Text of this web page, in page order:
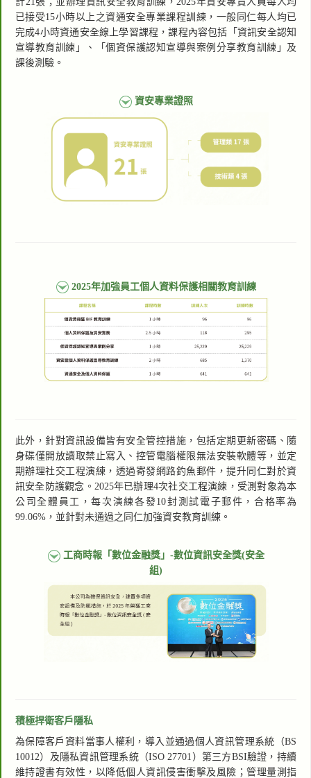
已接受15小時以上之資通安全專業課程訓練，一般同仁每人均已
完成4小時資通安全線上學習課程，課程內容包括「資訊安全認知
宣導教育訓練」、「個資保護認知宣導與案例分享教育訓練」及
課後測驗。
資安專業證照
2025年加強員工個人資料保護相關教育訓練
此外，針對資訊設備皆有安全管控措施，包括定期更新密碼、隨
身碟僅開放讀取禁止寫入、控管電腦權限無法安裝軟體等，並定
期辦理社交工程演練，透過寄發網路釣魚郵件，提升同仁對於資
訊安全防護觀念。2025年已辦理4次社交工程演練，受測對象為本
公司全體員工，每次演練各發10封測試電子郵件，合格率為
99.06%，並針對未通過之同仁加強資安教育訓練。
工商時報「數位金融獎」-數位資訊安全獎(安全
組)
積極捍衛客戶隱私
為保障客戶資料當事人權利，導入並通過個人資訊管理系統（BS
10012）及隱私資訊管理系統（ISO 27701）第三方BSI驗證，持續
維持證書有效性，以降低個人資訊侵害衝擊及風險；管理量測指